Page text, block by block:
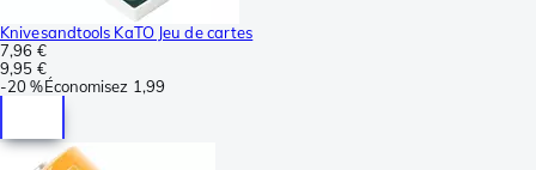
Knivesandtools KaTO Jeu de cartes
7,96 €
9,95 €
-20 %Économisez 1,99